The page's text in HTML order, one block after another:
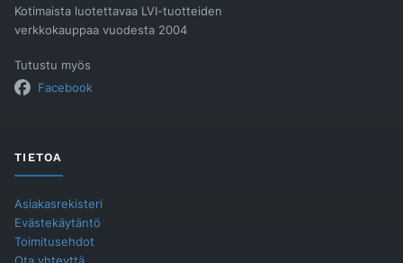
Kotimaista luotettavaa LVI-tuotteiden
verkkokauppaa vuodesta 2004
Tutustu myös
Facebook
TIETOA
Asiakasrekisteri
Evästekäytäntö
Toimitusehdot